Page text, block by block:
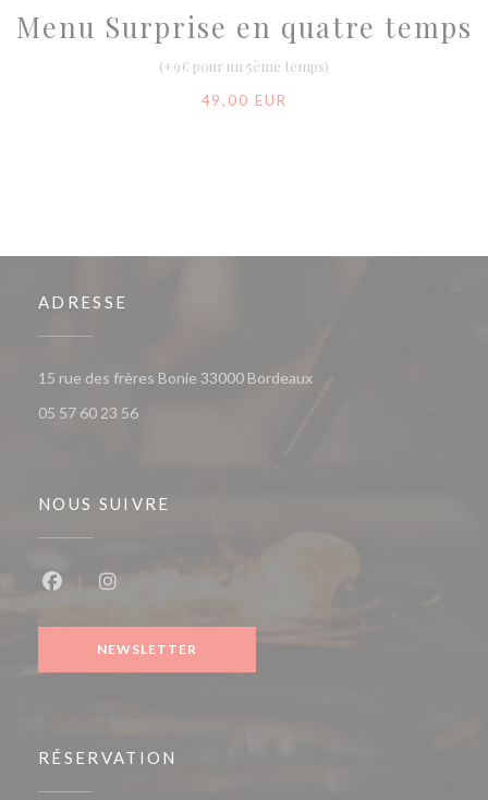
Menu Surprise en quatre temps
(+9€ pour un 5ème temps)
49,00 EUR
ADRESSE
15 rue des frères Bonie 33000 Bordeaux((ouvre une nouvelle
05 57 60 23 56
NOUS SUIVRE
NEWSLETTER
RÉSERVATION